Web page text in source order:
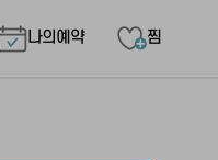
나의예약 찜